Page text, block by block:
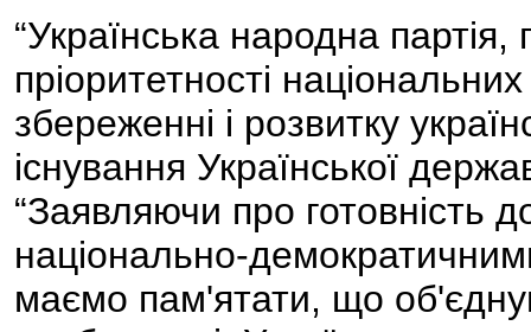
“Українська народна
пріоритетності
збереженні і розвитку
існування Української
“Заявляючи про готовність
національно-
маємо пам'ятати, що